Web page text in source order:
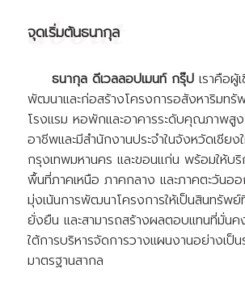
จุดเริ่มต้นธนากุล
ธนากุล ดีเวลลอปเมนท์ กรุ๊ปเราคือผู้
พัฒนาและก่อสร้างโครงการอสังหาริมทรั
โรงแรม หอพักและอาคารระดับคุณภาพสู
อาชีพและมีสำนักงานประจำในจังหวัดเชียง
กรุงเทพมหานคร และขอนแก่น พร้อมให้บ
พื้นที่ภาคเหนือ ภาคกลาง และภาคตะวันออ
มุ่งเน้นการพัฒนาโครงการให้เป็นสินทรัพ
ยั่งยืน และสามารถสร้างผลตอบแทนที่มั่นค
ใต้การบริหารจัดการวางแผนงานอย่างเป็น
มาตรฐานสากล